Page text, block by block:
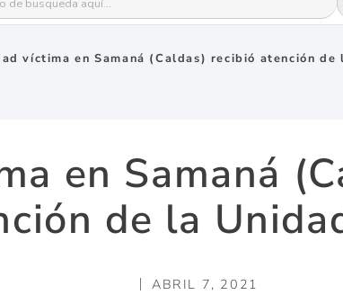
víctima en Samaná (Caldas) recibió atención de
en Samaná
de la
ABRIL 7, 2021